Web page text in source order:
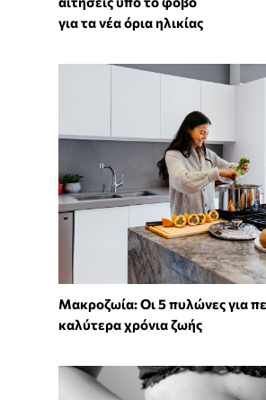
για τα νέα όρια ηλικίας
Mακροζωία: Οι 5 πυλώνες για
καλύτερα χρόνια ζωής